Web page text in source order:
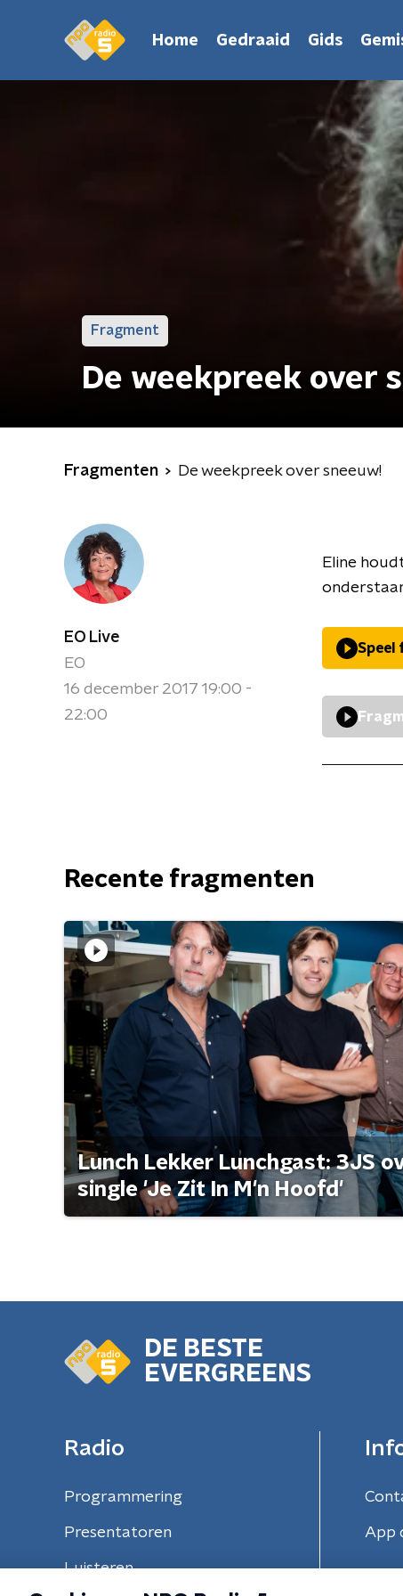
Home Gedraaid Gids
Fragment
De weekpreek over
Fragmenten De weekpreek over sneeuw!
EO Live
EO
16 december 2017 19:00 -
22:00
Eline
Speel
Recente fragmenten
Lunch Lekker Lunchgast: 3JS
single 'Je Zit In M'n Hoofd'
DE BESTE
EVERGREENS
Radio
Programmering
Presentatoren
Luisteren
App